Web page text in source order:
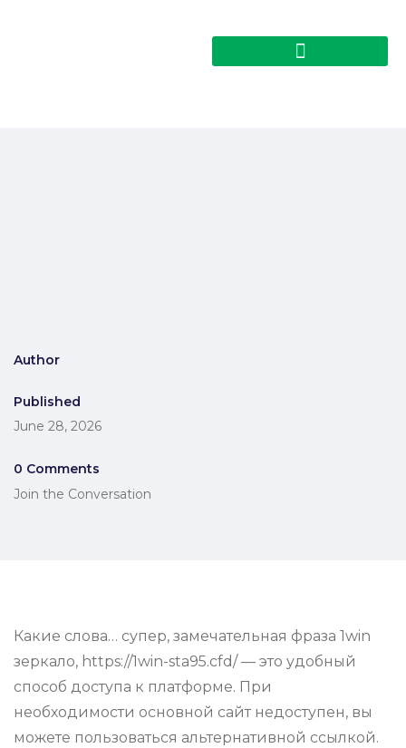
Author
Published
June 28, 2026
0 Comments
Join the Conversation
Какие слова… супер, замечательная фраза 1win
зеркало, https://1win-sta95.cfd/ — это удобный
способ доступа к платформе. При
необходимости основной сайт недоступен, вы
можете пользоваться альтернативной ссылкой.